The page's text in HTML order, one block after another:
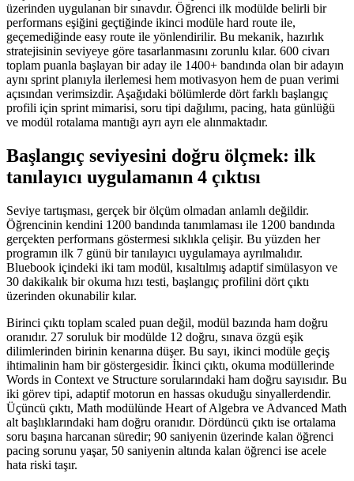
üzerinden uygulanan bir sınavdır. Öğrenci ilk modülde belirli bir
performans eşiğini geçtiğinde ikinci modüle hard route ile,
geçemediğinde easy route ile yönlendirilir. Bu mekanik, hazırlık
stratejisinin seviyeye göre tasarlanmasını zorunlu kılar. 600 civarı
toplam puanla başlayan bir aday ile 1400+ bandında olan bir adayın
aynı sprint planıyla ilerlemesi hem motivasyon hem de puan verimi
açısından verimsizdir. Aşağıdaki bölümlerde dört farklı başlangıç
profili için sprint mimarisi, soru tipi dağılımı, pacing, hata günlüğü
ve modül rotalama mantığı ayrı ayrı ele alınmaktadır.
Başlangıç seviyesini doğru ölçmek: ilk
tanılayıcı uygulamanın 4 çıktısı
Seviye tartışması, gerçek bir ölçüm olmadan anlamlı değildir.
Öğrencinin kendini 1200 bandında tanımlaması ile 1200 bandında
gerçekten performans göstermesi sıklıkla çelişir. Bu yüzden her
programın ilk 7 günü bir tanılayıcı uygulamaya ayrılmalıdır.
Bluebook içindeki iki tam modül, kısaltılmış adaptif simülasyon ve
30 dakikalık bir okuma hızı testi, başlangıç profilini dört çıktı
üzerinden okunabilir kılar.
Birinci çıktı toplam scaled puan değil, modül bazında ham doğru
oranıdır. 27 soruluk bir modülde 12 doğru, sınava özgü eşik
dilimlerinden birinin kenarına düşer. Bu sayı, ikinci modüle geçiş
ihtimalinin ham bir göstergesidir. İkinci çıktı, okuma modüllerinde
Words in Context ve Structure sorularındaki ham doğru sayısıdır. Bu
iki görev tipi, adaptif motorun en hassas okuduğu sinyallerdendir.
Üçüncü çıktı, Math modülünde Heart of Algebra ve Advanced Math
alt başlıklarındaki ham doğru oranıdır. Dördüncü çıktı ise ortalama
soru başına harcanan süredir; 90 saniyenin üzerinde kalan öğrenci
pacing sorunu yaşar, 50 saniyenin altında kalan öğrenci ise acele
hata riski taşır.